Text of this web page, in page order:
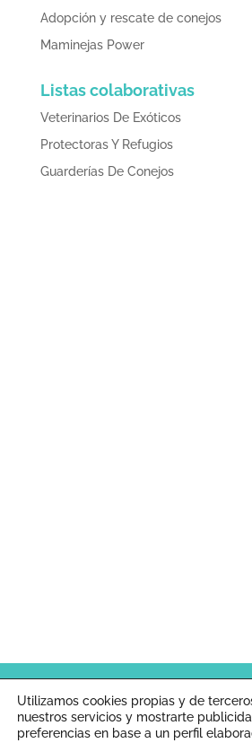
Adopción y rescate de conejos
Maminejas Power
Listas colaborativas
Veterinarios De Exóticos
Protectoras Y Refugios
Guarderías De Conejos
Utilizamos cookies propias y de
nuestros servicios y mostrarte
preferencias en base a un perfil